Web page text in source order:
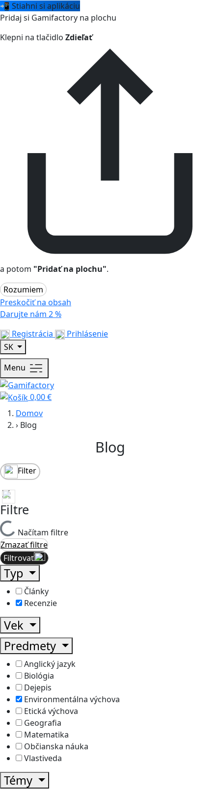
📲 Stiahni si aplikáciu
Pridaj si Gamifactory na plochu
Klepni na tlačidlo Zdieľať
a potom "Pridať na plochu".
Rozumiem
Preskočiť na obsah
Darujte nám 2 %
Registrácia
Prihlásenie
SK
Menu
0,00 €
Domov
› Blog
Blog
Filter
Filtre
Načítam filtre
Zmazať filtre
Filtrovať
Typ
Články
Recenzie
Vek
Predmety
Anglický jazyk
Biológia
Dejepis
Environmentálna výchova
Etická výchova
Geografia
Matematika
Občianska náuka
Vlastiveda
Témy